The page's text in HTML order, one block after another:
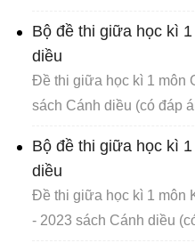
Bộ đề thi giữa học kì
diều
Đề thi giữa học kì 1 môn
sách Cánh diều (có đáp
Bộ đề thi giữa học kì
diều
Đề thi giữa học kì 1 môn
- 2023 sách Cánh diều